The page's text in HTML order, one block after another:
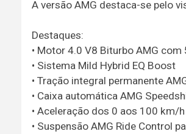
A versão AMG destaca-se pelo
Destaques:
• Motor 4.0 V8 Biturbo AMG
• Sistema Mild Hybrid EQ Boost
• Tração integral permanente
• Caixa automática AMG
• Aceleração dos 0 aos 100 km/
• Suspensão AMG Ride Control